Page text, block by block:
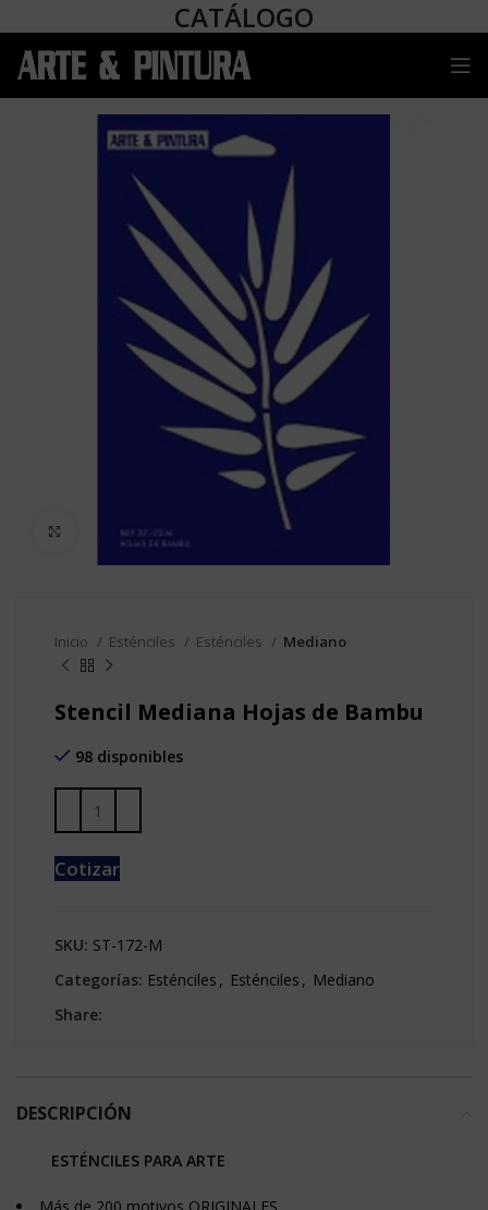
CATÁLOGO
Clic para agrandar
Inicio Esténciles Esténciles Mediano
Stencil Mediana Hojas de Bambu
98 disponibles
Cotizar
SKU: ST-172-M
Categorías: Esténciles , Esténciles , Mediano
Share:
DESCRIPCIÓN
ESTÉNCILES PARA ARTE